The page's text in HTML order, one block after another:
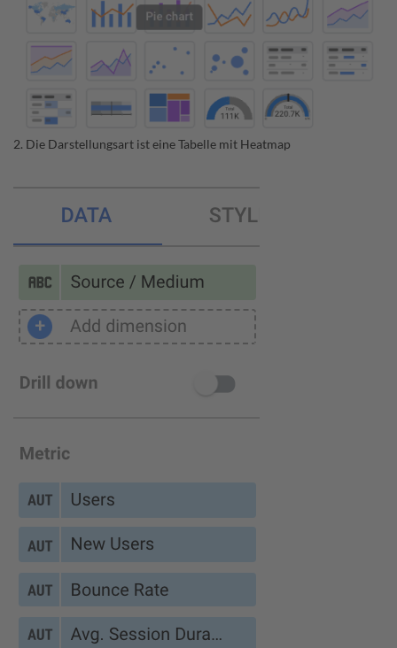
2. Die Darstellungsart ist eine Tabelle mit Heatmap